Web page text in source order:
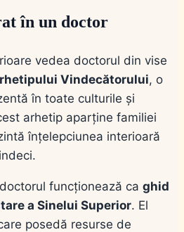
în un doctor
vedea doctorul din vise
Vindecătorului, o
în toate culturile și
arhetip aparține familiei
înțelepciunea interioară
funcționează ca ghid
a Sinelui Superior. El
posedă resurse de